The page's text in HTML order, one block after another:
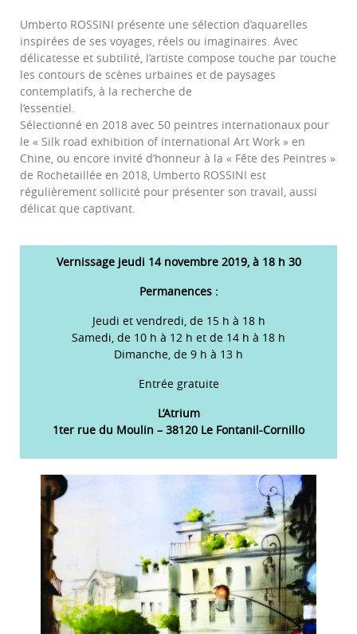
Umberto ROSSINI présente une sélection d’aquarelles
inspirées de ses voyages, réels ou imaginaires. Avec
délicatesse et subtilité, l’artiste compose touche par touche
les contours de scènes urbaines et de paysages
contemplatifs, à la recherche de
l’essentiel.
Sélectionné en 2018 avec 50 peintres internationaux pour
le « Silk road exhibition of international Art Work » en
Chine, ou encore invité d’honneur à la « Fête des Peintres »
de Rochetaillée en 2018, Umberto ROSSINI est
régulièrement sollicité pour présenter son travail, aussi
délicat que captivant.
Vernissage jeudi 14 novembre 2019, à 18 h 30
Permanences :
Jeudi et vendredi, de 15 h à 18 h
Samedi, de 10 h à 12 h et de 14 h à 18 h
Dimanche, de 9 h à 13 h
Entrée gratuite
L’Atrium
1ter rue du Moulin – 38120 Le Fontanil-Cornillo